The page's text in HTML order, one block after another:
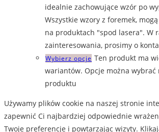
idealnie zachowujące wzór po
Wszystkie wzory z foremek,
na produktach "spod lasera". W
zainteresowania, prosimy o
Wybierz opcje Ten produkt ma
wariantów. Opcje można wybrać
produktu
Używamy plików cookie na naszej stronie
zapewnić Ci najbardziej odpowiednie
Twoje preferencje i powtarzając wizyty.